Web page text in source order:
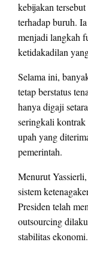
kebijakan
terhadap buruh.
menjadi langkah
ketidakadilan
Selama ini,
tetap berstatus
hanya digaji
seringkali kontrak
upah yang
pemerintah.
Menurut
sistem
Presiden telah
outsourcing
stabilitas ekonomi.